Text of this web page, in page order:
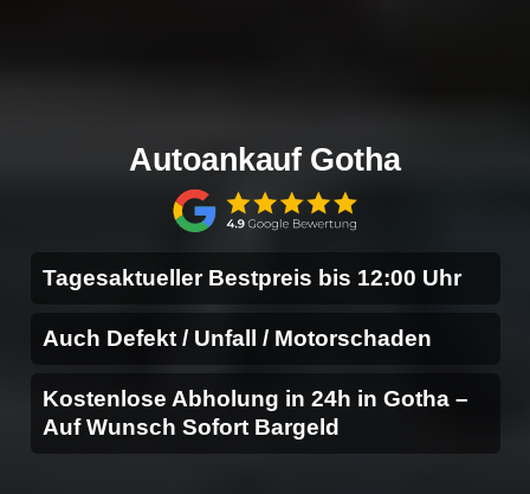
Autoankauf Gotha
Tagesaktueller Bestpreis bis 12:00 Uhr
Auch Defekt / Unfall / Motorschaden
Kostenlose Abholung in 24h in Gotha –
Auf Wunsch Sofort Bargeld